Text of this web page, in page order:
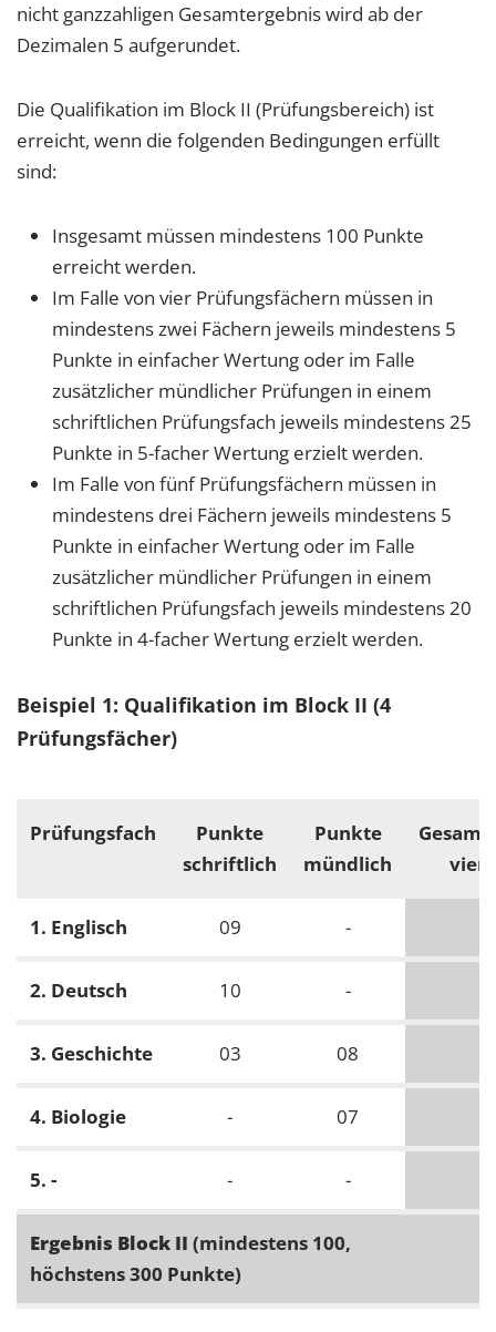
nicht ganzzahligen Gesamt­ergebnis wird ab der
Dezimalen 5 aufgerundet.
Die Qualifikation im Block II (Prüfungsbereich) ist
erreicht, wenn die folgenden Bedingungen erfüllt
sind:
Insgesamt müssen mindestens 100 Punkte
erreicht werden.
Im Falle von vier Prüfungsfächern müssen in
mindestens zwei Fächern jeweils mindestens 5
Punkte in einfacher Wertung oder im Falle
zusätzlicher mündlicher Prüfungen in einem
schriftlichen Prüfungsfach jeweils mindestens 25
Punkte in 5-facher Wertung erzielt werden.
Im Falle von fünf Prüfungsfächern müssen in
mindestens drei Fächern jeweils mindestens 5
Punkte in einfacher Wertung oder im Falle
zusätzlicher mündlicher Prüfungen in einem
schriftlichen Prüfungsfach jeweils mindestens 20
Punkte in 4-facher Wertung erzielt werden.
Beispiel 1: Qualifikation im Block II (4
Prüfungsfächer)
Prüfungsfach
Punkte
schriftlich
Punkte
mündlich
1. Englisch 09 -
2. Deutsch 10 -
3. Geschichte 03 08
4. Biologie - 07
5. - - -
Ergebnis Block II (mindestens 100,
höchstens 300 Punkte)